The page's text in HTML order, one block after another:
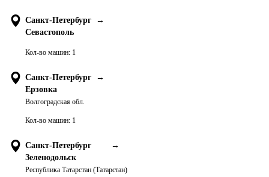
Санкт-Петербург
→
Севастополь
Кол-во машин: 1
Санкт-Петербург
→
Ерзовка
Волгоградская обл.
Кол-во машин: 1
Санкт-Петербург
→
Зеленодольск
Республика Татарстан (Татарстан)